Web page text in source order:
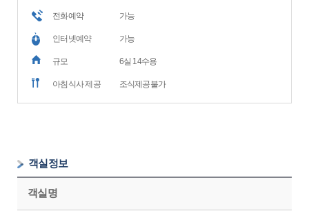
전화예약 가능
인터넷예약 가능
규모 6실 14수용
아침식사 제공 조식제공불가
객실정보
객실명